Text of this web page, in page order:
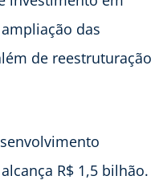
das
de reestruturação
R$ 1,5 bilhão.